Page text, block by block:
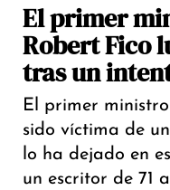
El primer
Robert Fico
tras un
El primer
sido víctima de
lo ha dejado en
un escritor de 71